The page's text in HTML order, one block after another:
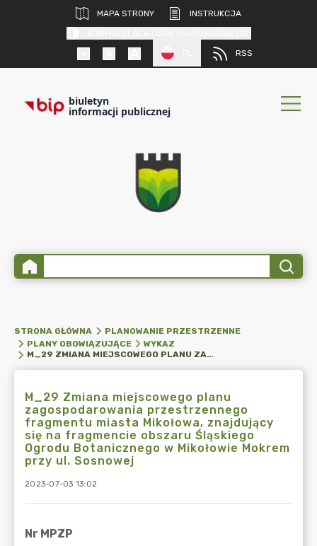
MAPA STRONY
INSTRUKCJA
RSS
biuletyn
informacji publicznej
STRONA GŁÓWNA
PLANOWANIE PRZESTRZENNE
PLANY OBOWIĄZUJĄCE
WYKAZ
M_29 ZMIANA MIEJSCOWEGO PLANU ZAGOSPODAROWANIA PRZESTRZENNEGO FRAGMENTU MIASTA MIKOŁOWA, ZNAJDUJĄCY SIĘ NA FRAGMENCIE OBSZARU ŚLĄSKIEGO OGRODU BOTANICZNEGO W MIKOŁOWIE MOKREM PRZY UL. SOSNOWEJ
M_29 Zmiana miejscowego planu
zagospodarowania przestrzennego
fragmentu miasta Mikołowa, znajdujący
się na fragmencie obszaru Śląskiego
Ogrodu Botanicznego w Mikołowie Mokrem
przy ul. Sosnowej
2023-07-03 13:02